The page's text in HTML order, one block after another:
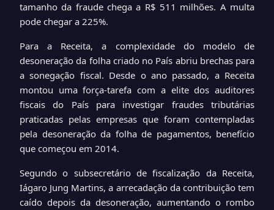
tamanho da fraude chega a R$ 511 milhões. A multa
pode chegar a 225%.
Para a Receita, a complexidade do modelo de
desoneração da folha criado no País abriu brechas para
a sonegação fiscal. Desde o ano passado, a Receita
montou uma força-tarefa com a elite dos auditores
fiscais do País para investigar fraudes tributárias
praticadas pelas empresas que foram contempladas
pela desoneração da folha de pagamentos, benefício
que começou em 2014.
Segundo o subsecretário de fiscalização da Receita,
Iágaro Jung Martins, a arrecadação da contribuição tem
caído depois da desoneração, aumentando o rombo